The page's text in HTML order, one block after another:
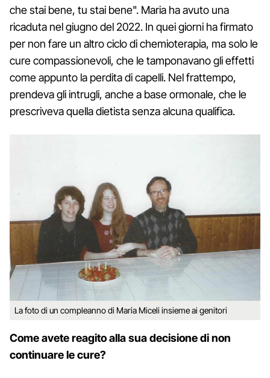
che stai bene, tu stai bene". Maria ha avuto una
ricaduta nel giugno del 2022. In quei giorni ha firmato
per non fare un altro ciclo di chemioterapia, ma solo le
cure compassionevoli, che le tamponavano gli effetti
come appunto la perdita di capelli. Nel frattempo,
prendeva gli intrugli, anche a base ormonale, che le
prescriveva quella dietista senza alcuna qualifica.
La foto di un compleanno di Maria Miceli insieme ai genitori
Come avete reagito alla sua decisione di non
continuare le cure?